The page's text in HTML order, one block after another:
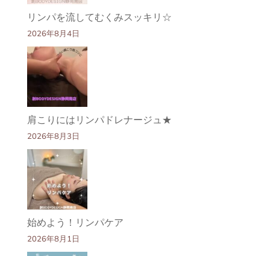
リンパを流してむくみスッキリ☆
2026年8月4日
肩こりにはリンパドレナージュ★
2026年8月3日
始めよう！リンパケア
2026年8月1日